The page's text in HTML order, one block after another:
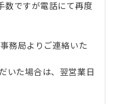
数ですが電話にて再度
務局よりご連絡いた
いた場合は、翌営業日